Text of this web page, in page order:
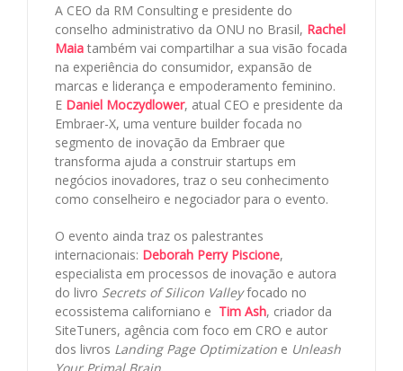
A CEO da RM Consulting e presidente do
conselho administrativo da ONU no Brasil, Rachel
Maia também vai compartilhar a sua visão focada
na experiência do consumidor, expansão de
marcas e liderança e empoderamento feminino.
E Daniel Moczydlower, atual CEO e presidente da
Embraer-X, uma venture builder focada no
segmento de inovação da Embraer que
transforma ajuda a construir startups em
negócios inovadores, traz o seu conhecimento
como conselheiro e negociador para o evento.
O evento ainda traz os palestrantes
internacionais: Deborah Perry Piscione,
especialista em processos de inovação e autora
do livro Secrets of Silicon Valleyfocado no
ecossistema californiano e Tim Ash, criador da
SiteTuners, agência com foco em CRO e autor
dos livros Landing Page Optimization e Unleash
Your Primal Brain.